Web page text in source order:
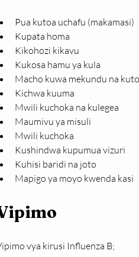
Pua kutoa uchafu (makamasi)
Kupata homa
Kikohozi kikavu
Kukosa hamu ya kula
Macho kuwa mekundu na
Kichwa kuuma
Mwili kuchoka na kulegea
Maumivu ya misuli
Mwili kuchoka
Kushindwa kupumua vizuri
Kuhisi baridi na joto
Mapigo ya moyo kwenda kasi
vya kirusi Influenza B;